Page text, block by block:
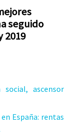
seguido
2019
social, ascensor
España: rentas